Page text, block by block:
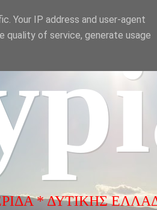
* ΔΥΤΙΚΗΣ
Your IP address and user-agent
quality of service, generate usage